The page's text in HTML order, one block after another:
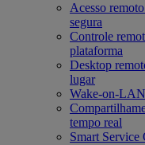
Acesso remoto
segura
Controle
plataforma
Desktop
lugar
Wake-on-LAN
tempo real
Smart Service